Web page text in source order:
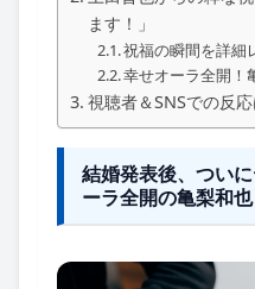
ます！」
祝福の瞬間を詳細
幸せオーラ全開！
視聴者＆SNSでの反応
結婚発表後、つい
ーラ全開の亀梨和也